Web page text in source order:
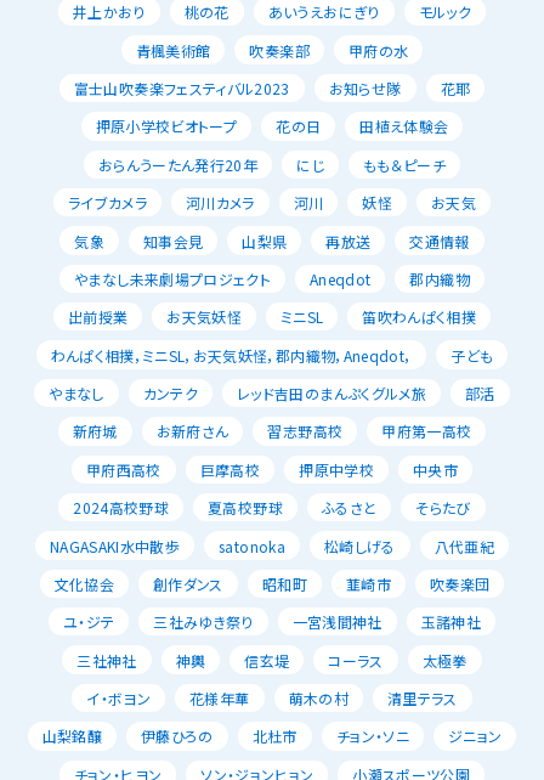
井上かおり
桃の花 あいうえおにぎり
モルック
青楓美術館
吹奏楽部
甲府の水
富士山吹奏楽フェスティバル2023
お知らせ隊
花耶
押原小学校ビオトープ
花の日
田植え体験会
おらんうーたん発行20年
にじ
もも＆ピーチ
ライブカメラ
河川カメラ 河川 妖怪
お天気
気象
知事会見 山梨県 再放送
交通情報
やまなし未来劇場プロジェクト
Aneqdot
郡内織物
出前授業
お天気妖怪 ミニSL
笛吹わんぱく相撲
わんぱく相撲，ミニSL，お天気妖怪，郡内織物，Aneqdot，
子ども
やまなし
カンテク レッド吉田のまんぷくグルメ旅
部活
新府城
お新府さん 習志野高校
甲府第一高校
甲府西高校
巨摩高校 押原中学校
中央市
2024高校野球
夏高校野球 ふるさと
そらたび
NAGASAKI水中散歩
satonoka 松崎しげる
八代亜紀
文化協会
創作ダンス 昭和町 韮崎市
吹奏楽団
ユ・ジテ
三社みゆき祭り 一宮浅間神社
玉諸神社
三社神社
神輿 信玄堤 コーラス
太極拳
イ・ボヨン
花様年華 萌木の村
清里テラス
山梨銘醸
伊藤ひろの 北杜市 チョン・ソニ
ジニョン
チョン・ヒヨン
ソン・ジョンヒョン 小瀬スポーツ公園